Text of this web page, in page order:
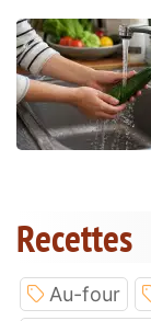
Recettes
Au-four